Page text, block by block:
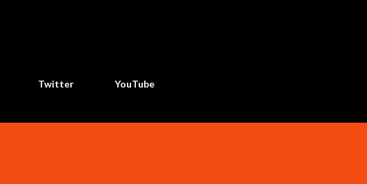
Twitter YouTube